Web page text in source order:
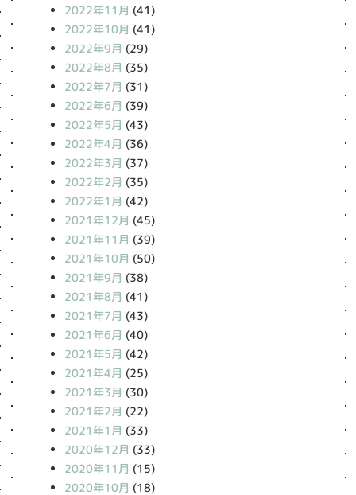
2022年11月 (41)
2022年10月 (41)
2022年9月 (29)
2022年8月 (35)
2022年7月 (31)
2022年6月 (39)
2022年5月 (43)
2022年4月 (36)
2022年3月 (37)
2022年2月 (35)
2022年1月 (42)
2021年12月 (45)
2021年11月 (39)
2021年10月 (50)
2021年9月 (38)
2021年8月 (41)
2021年7月 (43)
2021年6月 (40)
2021年5月 (42)
2021年4月 (25)
2021年3月 (30)
2021年2月 (22)
2021年1月 (33)
2020年12月 (33)
2020年11月 (15)
2020年10月 (18)